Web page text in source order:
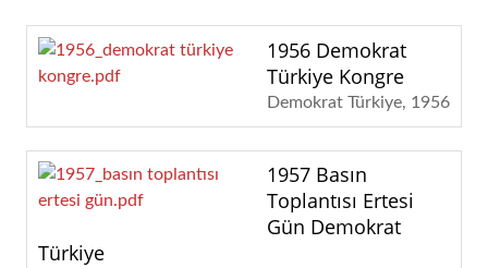
1956 Demokrat
Türkiye Kongre
Demokrat Türkiye 1956
1957 Basın
Toplantısı Ertesi
Gün Demokrat
Türkiye